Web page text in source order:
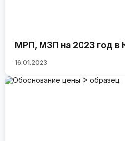
МРП, МЗП на 2023 год в
16.01.2023